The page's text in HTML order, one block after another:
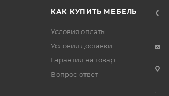
КАК КУПИТЬ МЕБЕЛЬ
Условия оплаты
Условия доставки
Гарантия на товар
Вопрос-ответ